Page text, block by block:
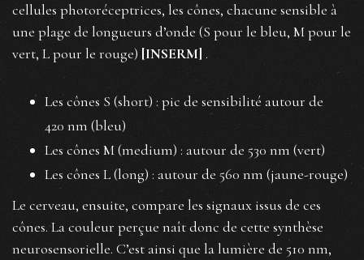
cellules photoréceptrices, les cônes, chacune sensible à
une plage de longueurs d’onde (S pour le bleu, M pour le
vert, L pour le rouge) [INSERM] .
Les cônes S (short) : pic de sensibilité autour de
420 nm (bleu)
Les cônes M (medium) : autour de 530 nm (vert)
Les cônes L (long) : autour de 560 nm (jaune-rouge)
Le cerveau, ensuite, compare les signaux issus de ces
cônes. La couleur perçue naît donc de cette synthèse
neurosensorielle. C’est ainsi que la lumière de 510 nm,